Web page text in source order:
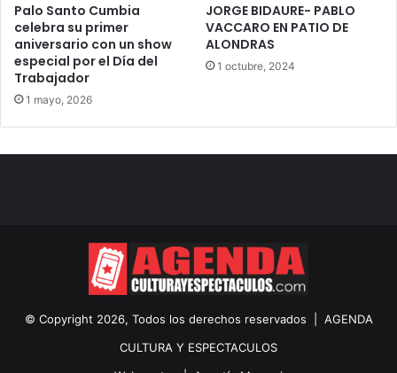
Palo Santo Cumbia
celebra su primer
aniversario con un show
especial por el Día del
Trabajador
1 mayo, 2026
JORGE BIDAURE- PABLO
VACCARO EN PATIO DE
ALONDRAS
1 octubre, 2024
© Copyright 2026, Todos los derechos reservados | AGENDA
CULTURA Y ESPECTACULOS